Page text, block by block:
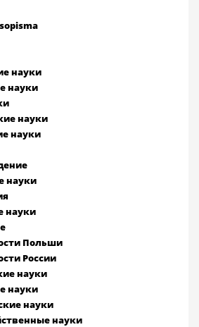
науки
науки
науки
науки
науки
науки
Польши
России
науки
науки
науки
науки